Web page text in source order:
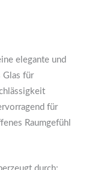
elegante und
Glas für
für
Raumgefühl